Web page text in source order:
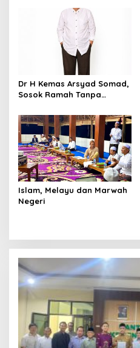
Dr H Kemas Arsyad Somad,
Sosok Ramah Tanpa
Islam, Melayu dan Marwah
Negeri